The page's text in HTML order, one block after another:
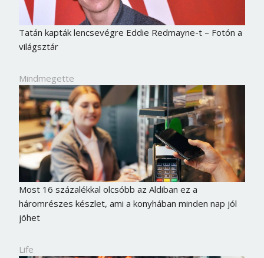
Tatán kapták lencsevégre Eddie Redmayne-t – Fotón a
világsztár
Mindmegette
Most 16 százalékkal olcsóbb az Aldiban ez a
háromrészes készlet, ami a konyhában minden nap jól
jöhet
Life
Jelszó